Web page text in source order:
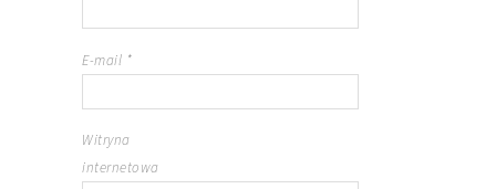
E-mail *
Witryna
internetowa